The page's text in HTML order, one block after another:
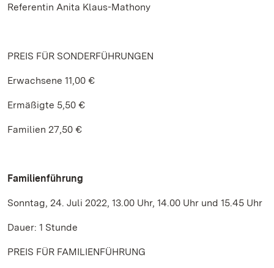
Referentin Anita Klaus-Mathony
PREIS FÜR SONDERFÜHRUNGEN
Erwachsene 11,00 €
Ermäßigte 5,50 €
Familien 27,50 €
Familienführung
Sonntag, 24. Juli 2022, 13.00 Uhr, 14.00 Uhr und 15.45 Uhr
Dauer: 1 Stunde
PREIS FÜR FAMILIENFÜHRUNG